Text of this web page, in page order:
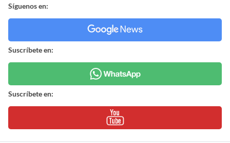
Síguenos en:
Suscríbete en:
Suscríbete en: